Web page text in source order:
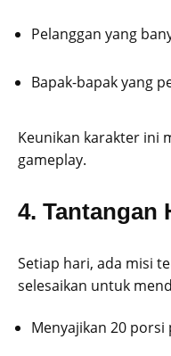
Pelanggan yang
Bapak-bapak yang
Keunikan karakter ini
gameplay.
4. Tantangan
Setiap hari, ada misi
selesaikan untuk
Menyajikan 20 porsi